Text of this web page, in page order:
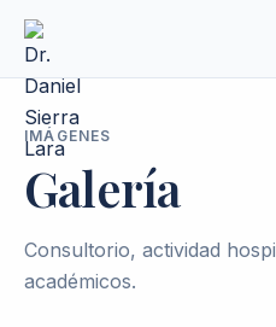
principal
IMÁGENES
Galería
Consultorio, actividad
académicos.